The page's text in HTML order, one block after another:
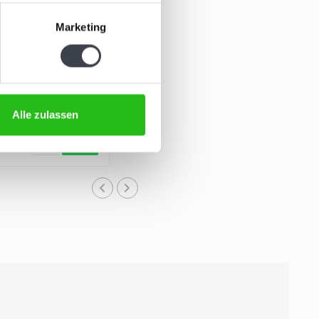
Marketing
Alle zulassen
Bertil Vallien